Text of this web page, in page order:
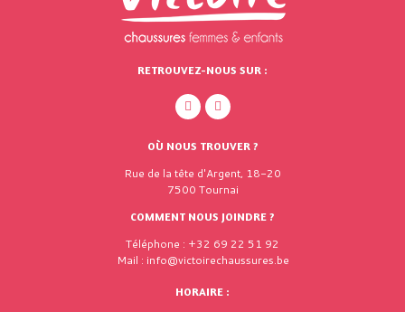
RETROUVEZ-NOUS SUR :
OÙ NOUS TROUVER ?
Rue de la tête d'Argent, 18-20
7500 Tournai
COMMENT NOUS JOINDRE ?
Téléphone : +32 69 22 51 92
Mail : info@victoirechaussures.be
HORAIRE :